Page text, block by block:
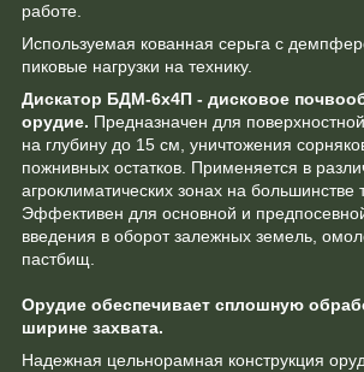
работе.
Используемая кованная серьга с
пиковые нагрузки на технику.
Дискатор БДМ-6х4П - дисковое
орудие. Предназначен для
на глубину до 15 см, уничтожения
пожнивных остатков. Применяется в
агроклиматических зонах на большинстве
Эффективен для основной и
введения в оборот залежных земель,
пастбищ.
Орудие обеспечивает сплошную
ширине захвата.
Надежная цельнорамная конструкция